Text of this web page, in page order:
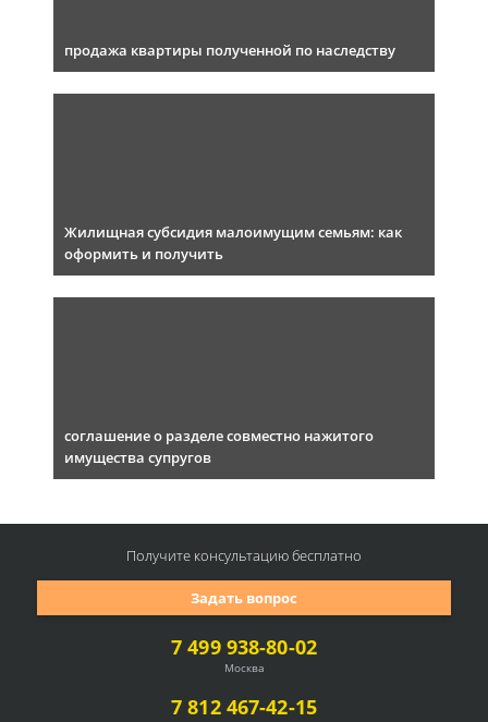
продажа квартиры полученной по наследству
Жилищная субсидия малоимущим семьям: как
оформить и получить
соглашение о разделе совместно нажитого
имущества супругов
7 499 938-80-02
Москва
7 812 467-42-15
Задать вопрос
Получите консультациюбесплатно